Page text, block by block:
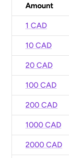
Amount
1 CAD
10 CAD
20 CAD
100 CAD
200 CAD
1000 CAD
2000 CAD